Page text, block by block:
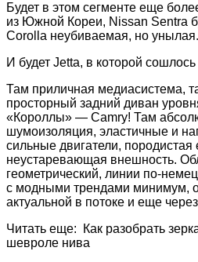
Будет в этом сегменте еще
из Южной Кореи, Nissan Sentra
Corolla неубиваемая, но унылая.
И будет Jetta, в которой сошлось
Там приличная медиасистема,
просторный задний диван
«Короллы» — Camry! Там
шумоизоляция, эластичные и
сильные двигатели,
неустаревающая внешность.
геометрический, линии по-
с модными трендами минимум,
актуальной в потоке и еще через
Читать еще: Как разобрать
шевроле нива